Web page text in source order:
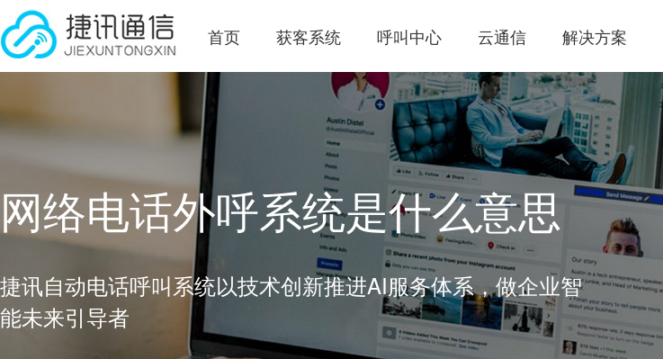
首页 获客系统 呼叫中心 云通信 解决方案
网络电话外呼系统是什么意思
捷讯自动电话呼叫系统以技术创新推进AI服务体系，做企业智
能未来引导者